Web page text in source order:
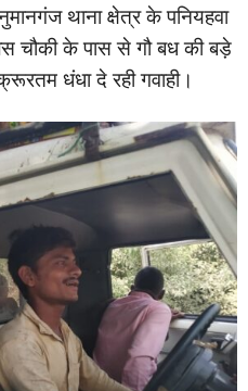
थाना क्षेत्र के पनियहवा
चौकी के पास से गौ बध की बड़े
धंधा दे रही गवाही।